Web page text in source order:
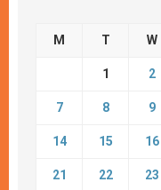
M T W
1 2
7 8 9
14 15 16
21 22 23